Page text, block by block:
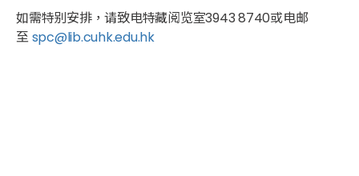
如需特别安排，请致电特藏阅览室3943 8740或电邮
至spc@lib.cuhk.edu.hk